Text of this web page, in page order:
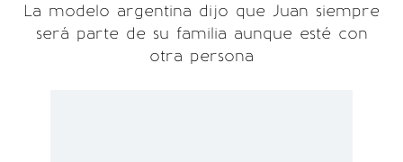
La modelo argentina dijo que Juan siempre
será parte de su familia aunque esté con
otra persona